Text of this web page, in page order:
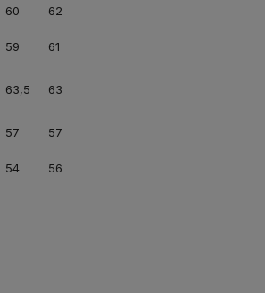
60 62
59 61
63,5 63
57 57
54 56